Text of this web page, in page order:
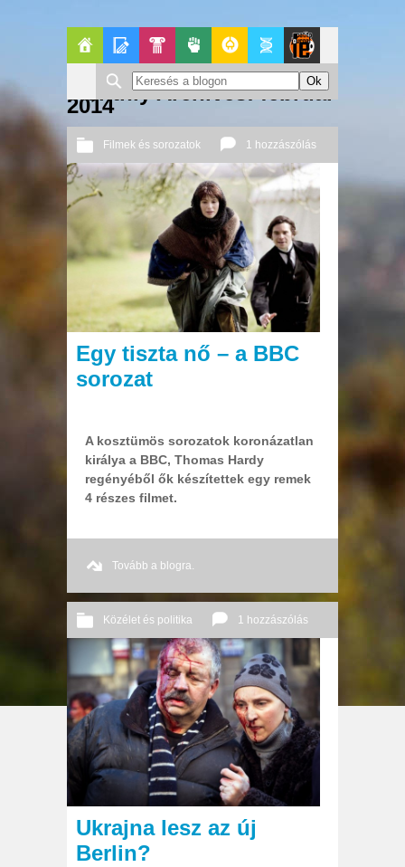
FőoldalBlogokPop- PolitikaGeekZone
Monthly Archives: február
2014
Filmek és sorozatok 1 hozzászólás
2014 02. 26. Őri András
Egy tiszta nő – a BBC
sorozat
A kosztümös sorozatok koronázatlan
királya a BBC, Thomas Hardy
regényéből ők készítettek egy remek
4 részes filmet.
Tovább a blogra.
Közélet és politika 1 hozzászólás
2014 02. 19. Őri András
Ukrajna lesz az új
Berlin?